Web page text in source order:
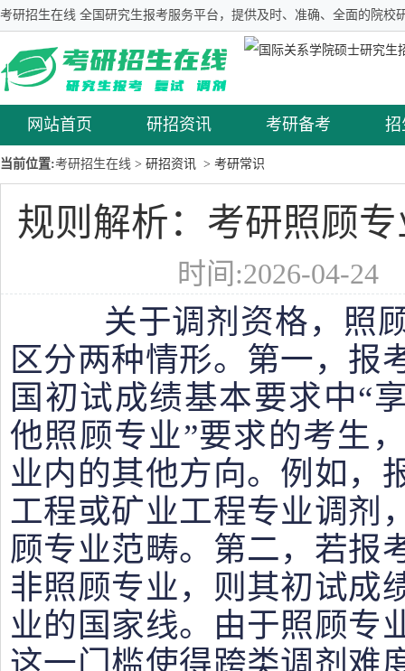
考研招生在线 全国研究生报考服务平台，提供及时、准确、全面的院校
网站首页 研招资讯 考研备考 招
当前位置:考研招生在线 > 研招资讯 > 考研常识
规则解析：考研照顾
时间:2026-04-
关于调剂资格，照顾
区分两种情形。第一，报
国初试成绩基本要求中“
他照顾专业”要求的考生
业内的其他方向。例如，
工程或矿业工程专业调剂
顾专业范畴。第二，若报
非照顾专业，则其初试成
业的国家线。由于照顾专
这一门槛使得跨类调剂难